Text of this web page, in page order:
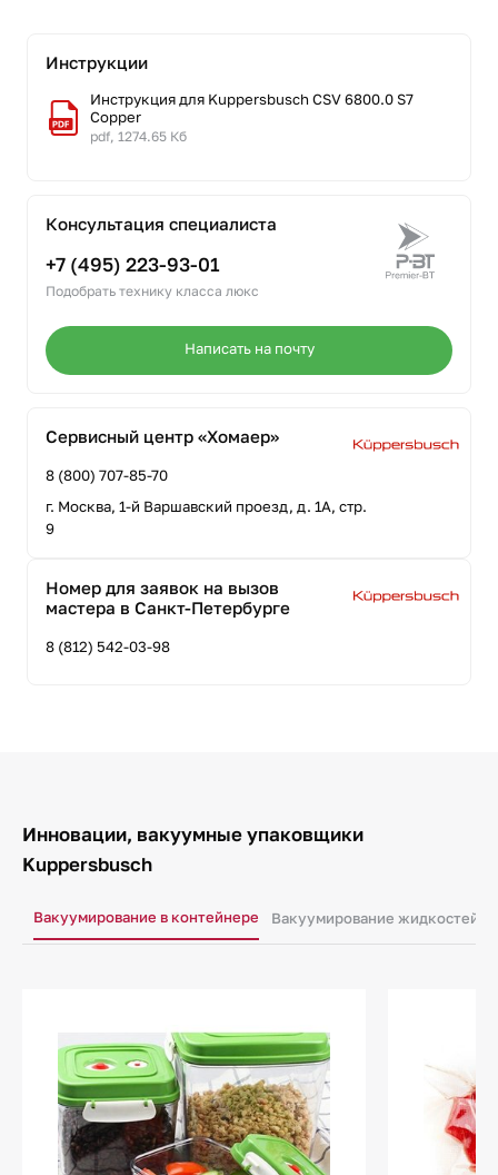
Инструкции
Инструкция для Kuppersbusch CSV 6800.0 S7
Copper
pdf, 1274.65 Кб
Консультация специалиста
+7 (495) 223-93-01
Подобрать технику класса люкс
Написать на почту
Сервисный центр «Хомаер»
8 (800) 707-85-70
г. Москва, 1-й Варшавский проезд, д. 1А, стр.
9
Номер для заявок на вызов
мастера в Санкт-Петербурге
8 (812) 542-03-98
Инновации, вакуумные упаковщики
Kuppersbusch
Вакуумирование в контейнере Вакуумирование жидкостей